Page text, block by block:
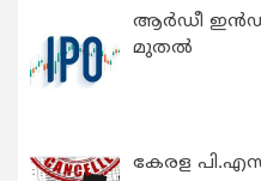
ആർഡീ
മുതൽ
കേരള